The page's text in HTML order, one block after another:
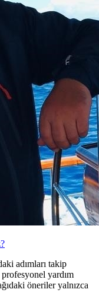
adımları takip
yardım
öneriler yalnızca